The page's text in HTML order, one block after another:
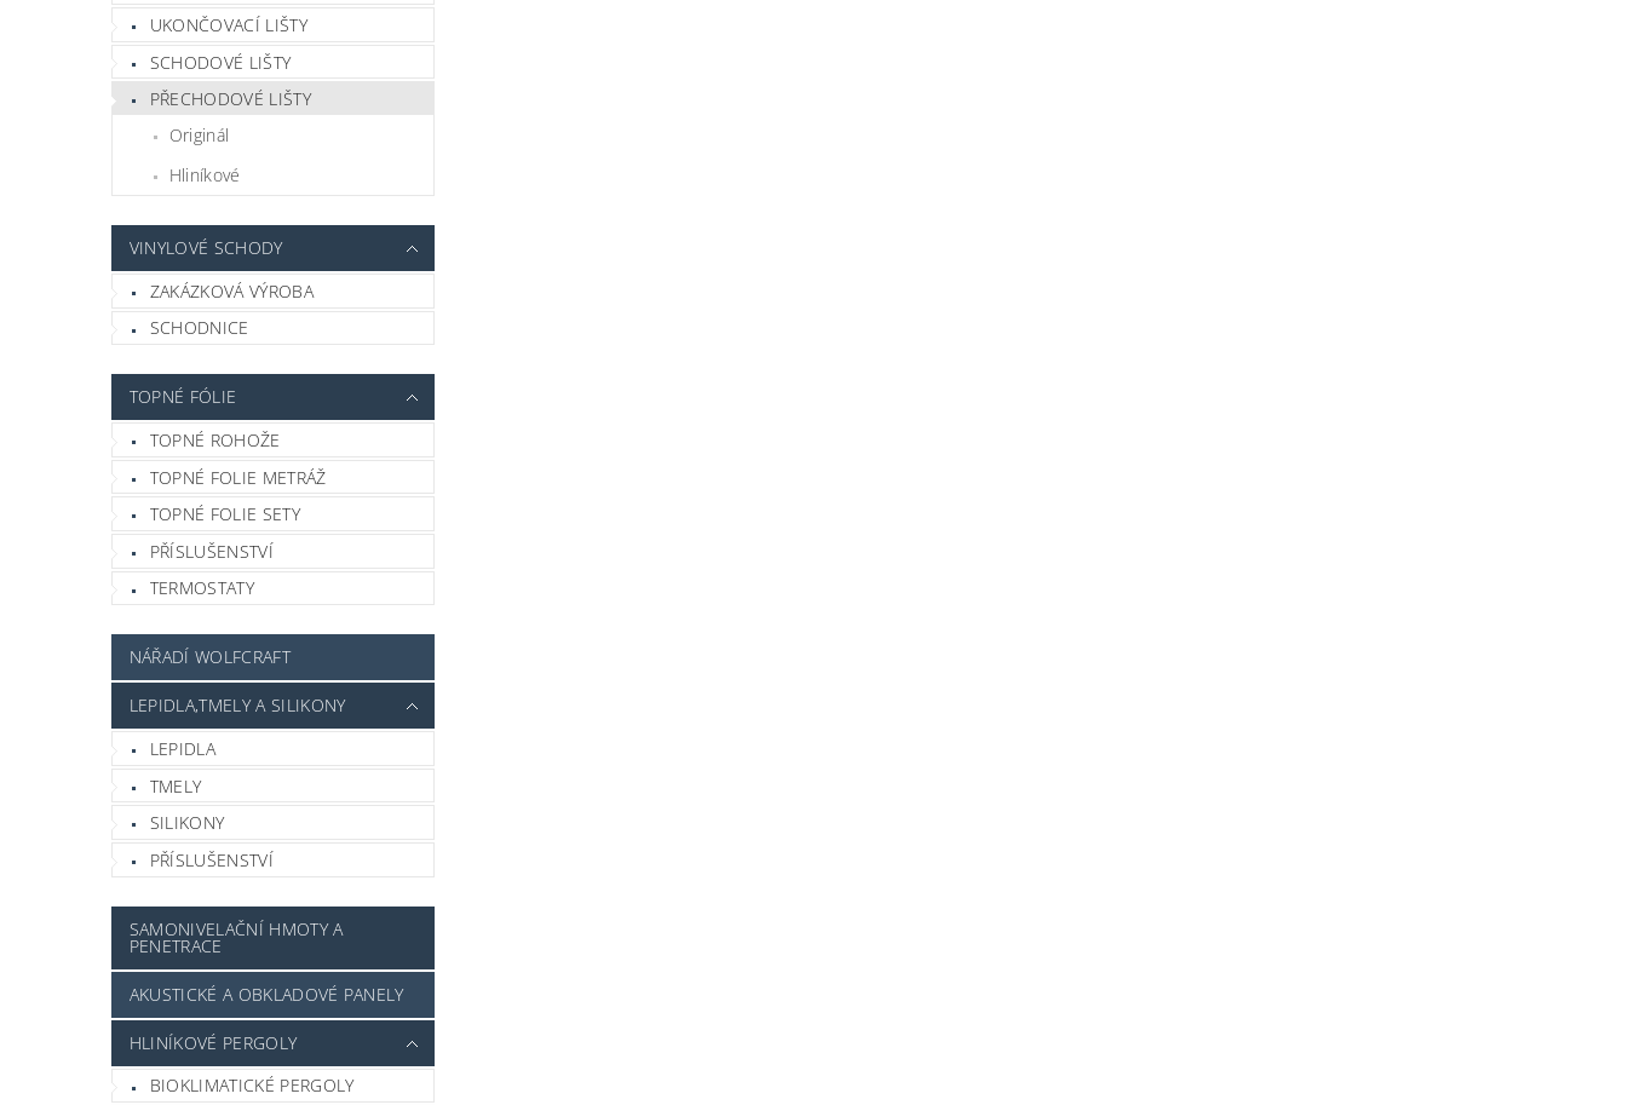
UKONČOVACÍ LIŠTY
SCHODOVÉ LIŠTY
PŘECHODOVÉ LIŠTY
Originál
Hliníkové
VINYLOVÉ SCHODY
ZAKÁZKOVÁ VÝROBA
SCHODNICE
TOPNÉ FÓLIE
TOPNÉ ROHOŽE
TOPNÉ FOLIE METRÁŽ
TOPNÉ FOLIE SETY
PŘÍSLUŠENSTVÍ
TERMOSTATY
NÁŘADÍ WOLFCRAFT
LEPIDLA,TMELY A SILIKONY
LEPIDLA
TMELY
SILIKONY
PŘÍSLUŠENSTVÍ
SAMONIVELAČNÍ HMOTY A
PENETRACE
AKUSTICKÉ A OBKLADOVÉ PANELY
HLINÍKOVÉ PERGOLY
BIOKLIMATICKÉ PERGOLY